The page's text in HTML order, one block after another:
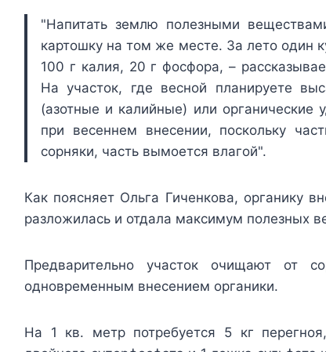
"Напитать землю полезными
картошку на том же месте. За лето один
100 г калия, 20 г фосфора, –
На участок, где весной планируете
(азотные и калийные) или
при весеннем внесении, поскольку
сорняки, часть вымоется влагой".
Как поясняет Ольга Гиченкова, органику
разложилась и отдала максимум полезных
Предварительно участок очищают от
одновременным внесением органики.
На 1 кв. метр потребуется 5 кг